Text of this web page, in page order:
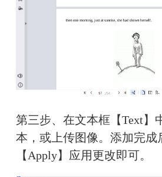
第三步、在文本框【Text】
本，或上传图像。添加完成
【Apply】应用更改即可。